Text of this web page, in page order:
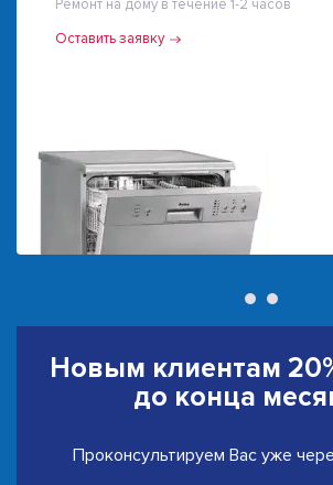
Ремонт на дому в течение 1-2 часов
Оставить заявку
Новым клиентам
до конца
Проконсультируем Вас уже